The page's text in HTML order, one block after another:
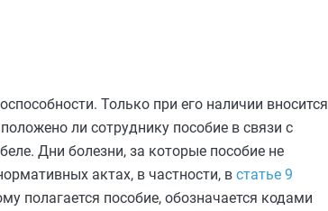
Только при его наличии вносится
ли сотруднику пособие в связи с
Дни болезни, за которые пособие не
актах, в частности, в статье 9
полагается пособие, обозначается кодами